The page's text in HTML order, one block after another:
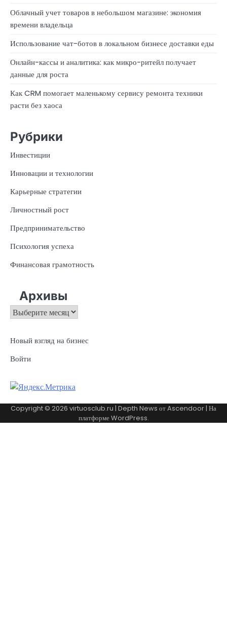
Облачный учет товаров в небольшом магазине: экономия
времени владельца
Использование чат-ботов в локальном бизнесе доставки еды
Онлайн-кассы и аналитика: как микро-ритейл получает
данные для роста
Как CRM помогает маленькому сервису ремонта техники
расти без хаоса
Рубрики
Инвестиции
Инновации и технологии
Карьерные стратегии
Личностный рост
Предпринимательство
Психология успеха
Финансовая грамотность
Архивы
Архивы
Новый взгляд на бизнес
Войти
Copyright © 2026 virtuosclub.ru | Depth News отAscendoor| На
платформеWordPress.